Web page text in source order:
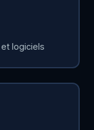
logiciels